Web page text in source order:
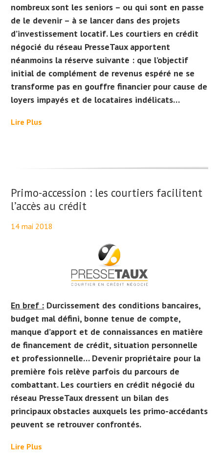
nombreux sont les seniors – ou qui sont en passe
de le devenir – à se lancer dans des projets
d’investissement locatif. Les courtiers en crédit
négocié du réseau PresseTaux apportent
néanmoins la réserve suivante : que l’objectif
initial de complément de revenus espéré ne se
transforme pas en gouffre financier pour cause de
loyers impayés et de locataires indélicats…
Lire Plus
Primo-accession : les courtiers facilitent
l’accès au crédit
14 mai 2018
En bref : Durcissement des conditions bancaires,
budget mal défini, bonne tenue de compte,
manque d’apport et de connaissances en matière
de financement de crédit, situation personnelle
et professionnelle… Devenir propriétaire pour la
première fois relève parfois du parcours de
combattant. Les courtiers en crédit négocié du
réseau PresseTaux dressent un bilan des
principaux obstacles auxquels les primo-accédants
peuvent se retrouver confrontés.
Lire Plus